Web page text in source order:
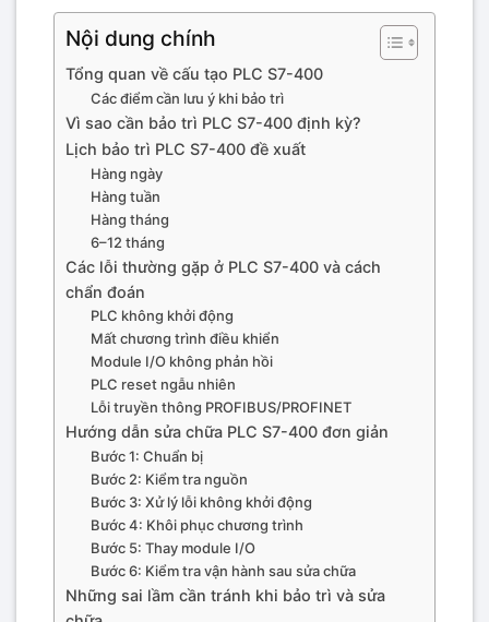
Nội dung chính
Tổng quan về cấu tạo PLC S7-400
Các điểm cần lưu ý khi bảo trì
Vì sao cần bảo trì PLC S7-400 định kỳ?
Lịch bảo trì PLC S7-400 đề xuất
Hàng ngày
Hàng tuần
Hàng tháng
6–12 tháng
Các lỗi thường gặp ở PLC S7-400 và cách
chẩn đoán
PLC không khởi động
Mất chương trình điều khiển
Module I/O không phản hồi
PLC reset ngẫu nhiên
Lỗi truyền thông PROFIBUS/PROFINET
Hướng dẫn sửa chữa PLC S7-400 đơn giản
Bước 1: Chuẩn bị
Bước 2: Kiểm tra nguồn
Bước 3: Xử lý lỗi không khởi động
Bước 4: Khôi phục chương trình
Bước 5: Thay module I/O
Bước 6: Kiểm tra vận hành sau sửa chữa
Những sai lầm cần tránh khi bảo trì và sửa